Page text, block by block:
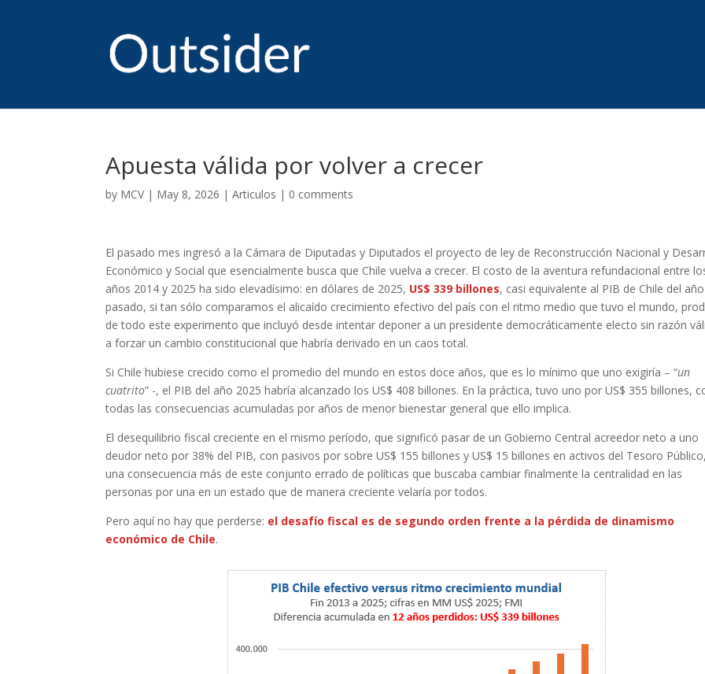
Apuesta válida por volver a crecer
by MCV| May 8, 2026 |Articulos | 0 comments
El pasado mes ingresó a la Cámara de Diputadas y Diputados el proyecto de ley de Reconstrucción Nacional y
Económico y Social que esencialmente busca que Chile vuelva a crecer. El costo de la aventura refundacional entre
años 2014 y 2025 ha sido elevadísimo: en dólares de 2025, US$ 339 billones, casi equivalente al PIB de Chile del año
pasado, si tan sólo comparamos el alicaído crecimiento efectivo del país con el ritmo medio que tuvo el mundo,
de todo este experimento que incluyó desde intentar deponer a un presidente democráticamente electo sin razón
a forzar un cambio constitucional que habría derivado en un caos total.
Si Chile hubiese crecido como el promedio del mundo en estos doce años, que es lo mínimo que uno exigiría – “un
cuatrito” -, el PIB del año 2025 habría alcanzado los US$ 408 billones. En la práctica, tuvo uno por US$ 355 billones,
todas las consecuencias acumuladas por años de menor bienestar general que ello implica.
El desequilibrio fiscal creciente en el mismo período, que significó pasar de un Gobierno Central acreedor neto a uno
deudor neto por 38% del PIB, con pasivos por sobre US$ 155 billones y US$ 15 billones en activos del Tesoro
una consecuencia más de este conjunto errado de políticas que buscaba cambiar finalmente la centralidad en las
personas por una en un estado que de manera creciente velaría por todos.
Pero aquí no hay que perderse: el desafío fiscal es de segundo orden frente a la pérdida de dinamismo
económico de Chile.